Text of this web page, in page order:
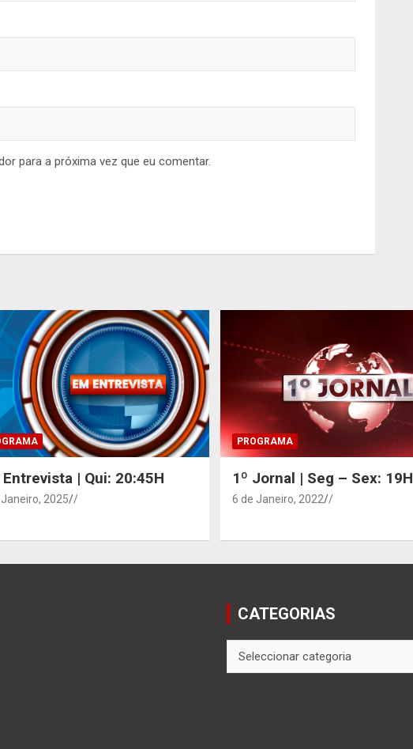
para a próxima vez que eu comentar.
Entrevista | Qui: 20:45H
2025 /
PROGRAMA
1º Jornal | Seg – Sex: 19H
6 de Janeiro, 2022 /
CATEGORIAS